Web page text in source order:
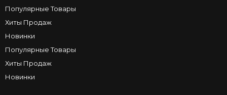
Популярные Товары
Хиты Продаж
Новинки
Популярные Товары
Хиты Продаж
Новинки